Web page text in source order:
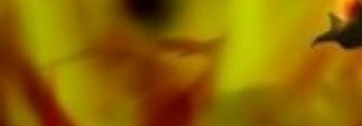
verlagseigenen Literatur von Top Brass Bands
wie der Black Dyke Band, Cory Band,
Brighouse & Rastrick Band oder der
Oberaargauer Brass Band eingespielt.
Sämtliche Tonträger sind auch digital auf den
gängigen Portalen von Apple, Amazon,